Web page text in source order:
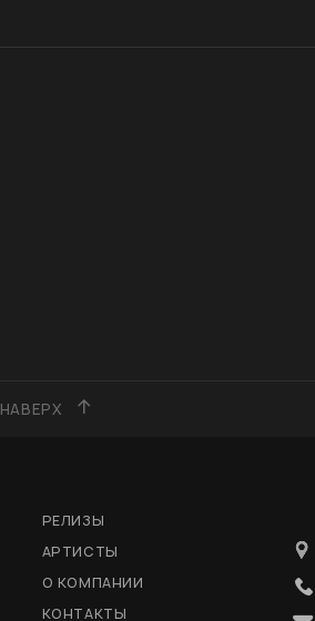
НАВЕРХ
РЕЛИЗЫ
АРТИСТЫ
О КОМПАНИИ
КОНТАКТЫ